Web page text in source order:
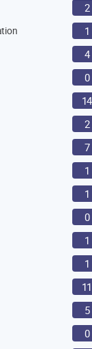
2
1
4
0
14
2
7
1
1
0
1
1
11
5
0